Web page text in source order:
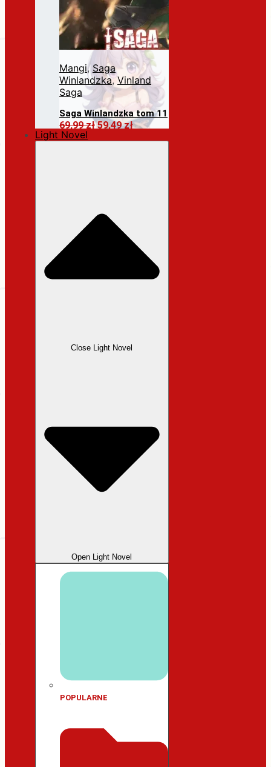
Mangi, Saga
Winlandzka, Vinland
Saga
Saga Winlandzka tom 11
69,99złPierwotna
59,49złAktualna
Dodaj do koszyka
Light Novel
Close Light Novel
Open Light Novel
POPULARNE